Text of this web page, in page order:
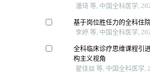
潘琦 等, 中国全科医学,
基于岗位胜任力的全科住
李婷 等, 中国全科医学,
全科临床诊疗思维课程引
构主义视角
翟佳燚 等, 中国全科医学,